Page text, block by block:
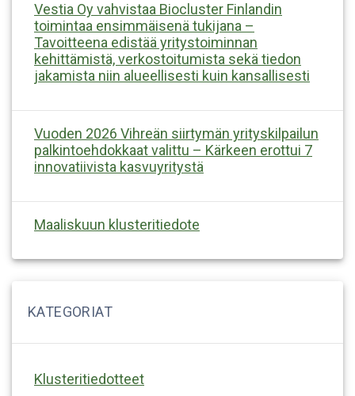
Vestia Oy vahvistaa Biocluster Finlandin
toimintaa ensimmäisenä tukijana –
Tavoitteena edistää yritystoiminnan
kehittämistä, verkostoitumista sekä tiedon
jakamista niin alueellisesti kuin kansallisesti
Vuoden 2026 Vihreän siirtymän yrityskilpailun
palkintoehdokkaat valittu – Kärkeen erottui 7
innovatiivista kasvuyritystä
Maaliskuun klusteritiedote
Klusteritiedotteet